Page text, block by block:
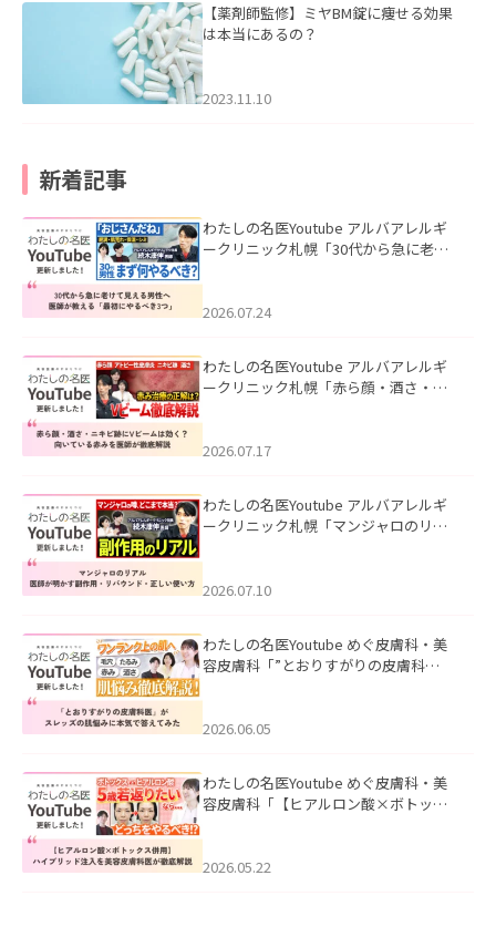
【薬剤師監修】ミヤBM錠に痩せる効果
は本当にあるの？
2023.11.10
新着記事
わたしの名医Youtube アルバアレルギ
ークリニック札幌「30代から急に老け
た。
2026.07.24
わたしの名医Youtube アルバアレルギ
ークリニック札幌「赤ら顔・酒さ・ニ
した。
2026.07.17
わたしの名医Youtube アルバアレルギ
ークリニック札幌「マンジャロのリア
た。
2026.07.10
わたしの名医Youtube めぐ皮膚科・美
容皮膚科「”とおりすがりの皮膚科
2026.06.05
わたしの名医Youtube めぐ皮膚科・美
容皮膚科「【ヒアルロン酸×ボトック
た。
2026.05.22